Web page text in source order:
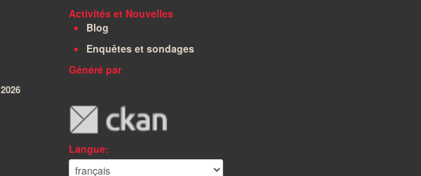
2026
Activités et Nouvelles
Blog
Enquêtes et sondages
Généré par
Langue